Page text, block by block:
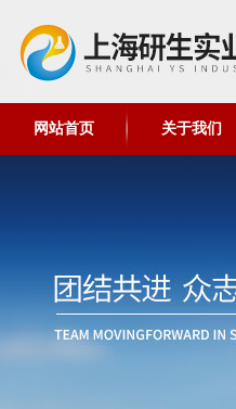
网站首页 关于我们